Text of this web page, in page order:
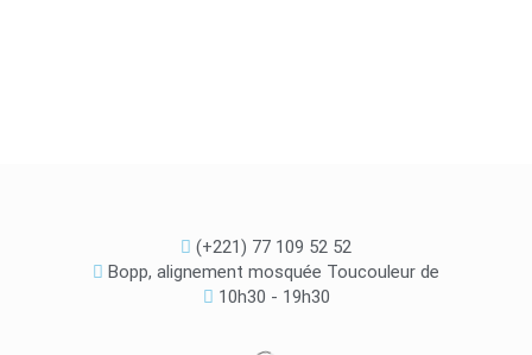
(+221) 77 109 52 52
Bopp, alignement mosquée Toucouleur de
10h30 - 19h30